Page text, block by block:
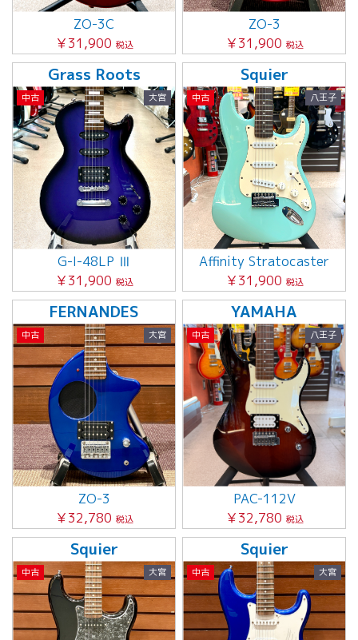
ZO-3C
￥31,900 税込
ZO-3
￥31,900 税込
Grass Roots
中古 大宮
G-I-48LP Ⅲ
￥31,900 税込
Squier
中古 八王子
Affinity Stratocaster
￥31,900 税込
FERNANDES
中古 大宮
ZO-3
￥32,780 税込
YAMAHA
中古 八王子
PAC-112V
￥32,780 税込
Squier
中古 大宮
Squier
中古 大宮